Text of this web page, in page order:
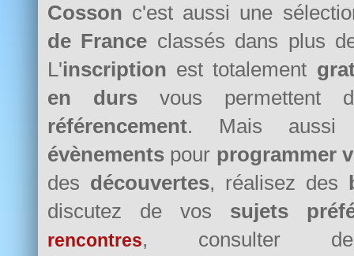
Cosson c'est aussi une
de France classés dans plus
L'inscription est totalement
en durs vous permettent
référencement. Mais
évènements pour programmer
des découvertes, réalisez des
discutez de vos sujets
rencontres, consulter